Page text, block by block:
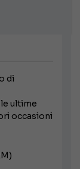
di
ultime
occasioni